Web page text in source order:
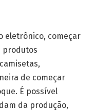
eletrônico, começar
produtos
de começar
É possível
da produção,